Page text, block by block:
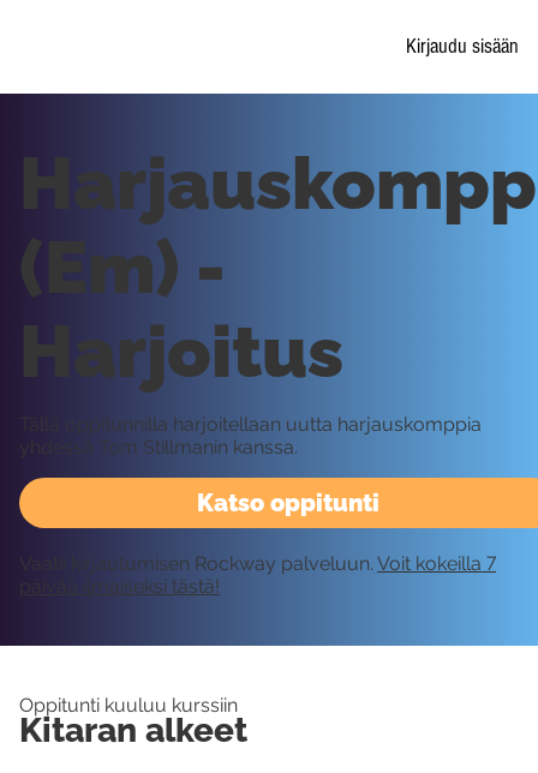
Kirjaudu sisään
Katso oppitunti
(Em) -
Harjoitus
Tällä oppitunnilla harjoitellaan uutta harjauskomppia
yhdessä Tom Stillmanin kanssa.
Vaatii kirjautumisen Rockway palveluun. Voit kokeilla 7
päivää ilmaiseksi tästä!
Oppitunti kuuluu kurssiin
Kitaran alkeet